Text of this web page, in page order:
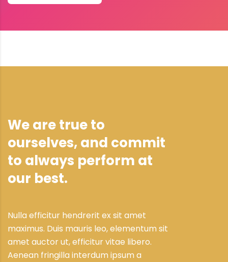
We are true to
ourselves, and commit
to always perform at
our best.
Nulla efficitur hendrerit ex sit amet
maximus. Duis mauris leo, elementum sit
amet auctor ut, efficitur vitae libero.
Aenean fringilla interdum ipsum a